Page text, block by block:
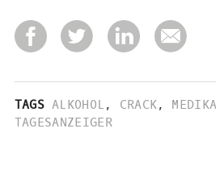
TAGS ALKOHOL , CRACK,
TAGESANZEIGER